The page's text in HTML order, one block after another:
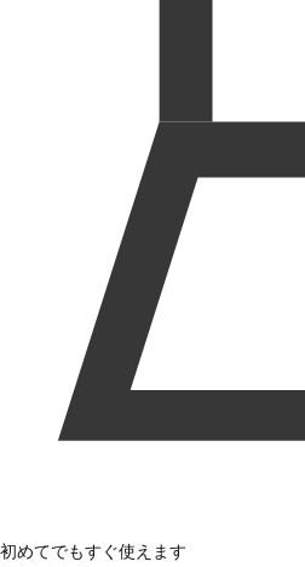
初めてでもすぐ使えます